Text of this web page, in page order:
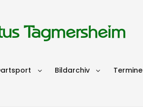
Tagmersheim
Bildarchiv Termine